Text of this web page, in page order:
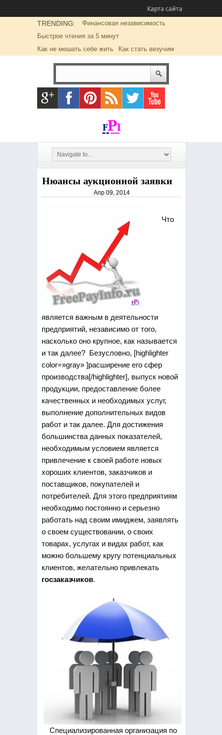
Карта сайта
TRENDING:
Финансовая независимость
Быстрое чтения за 5 минут
Как не мешать себе жить
Как стать везучим
Нюансы аукционной заявки
Апр 09, 2014
Что
является важным в деятельности
предприятий, независимо от того,
насколько оно крупное, как называется
и так далее? Безусловно, [highlighter
color=»gray» ]расширение его сфер
производства[/highlighter], выпуск новой
продукции, предоставление более
качественных и необходимых услуг,
выполнение дополнительных видов
работ и так далее. Для достижения
большинства данных показателей,
необходимым условием является
привлечение к своей работе новых
хороших клиентов, заказчиков и
поставщиков, покупателей и
потребителей. Для этого предприятиям
необходимо постоянно и серьезно
работать над своим имиджем, заявлять
о своем существовании, о своих
товарах, услугах и видах работ, как
можно большему кругу потенциальных
клиентов, желательно привлекать
госзаказчиков.
Специализированная организация по